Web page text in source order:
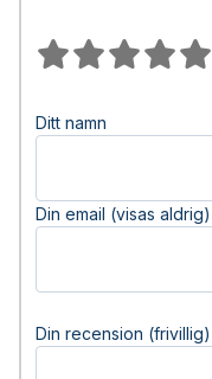
Ditt namn
Din email (visas aldrig)
Din recension (frivillig)